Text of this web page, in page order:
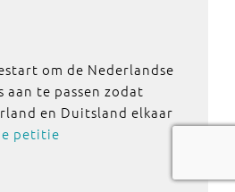
om de Nederlandse
te passen zodat
en Duitsland elkaar
petitie